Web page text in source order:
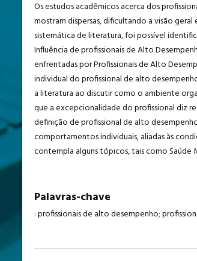
Os estudos acadêmicos acerca dos
mostram dispersas, dificultando a visão
sistemática de literatura, foi possível
Influência de profissionais de Alto
enfrentadas por Profissionais de Alto
individual do profissional de alto
a literatura ao discutir como o ambiente
que a excepcionalidade do profissional diz
definição de profissional de alto
comportamentos individuais, aliadas às
contempla alguns tópicos, tais como Saúde
Palavras-chave
: profissionais de alto desempenho;